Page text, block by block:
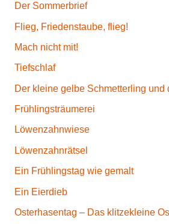
Der Sommerbrief
Flieg, Friedenstaube, flieg!
Mach nicht mit!
Tiefschlaf
Der kleine gelbe Schmetterling und
Frühlingsträumerei
Löwenzahnwiese
Löwenzahnrätsel
Ein Frühlingstag wie gemalt
Ein Eierdieb
Osterhasentag – Das klitzekleine